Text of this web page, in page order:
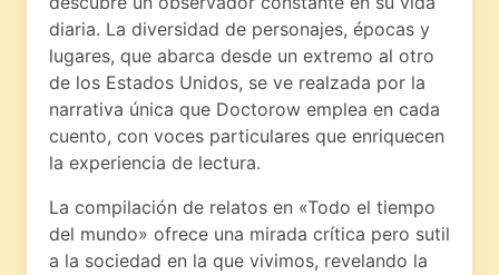
diaria. La diversidad de personajes, épocas y
lugares, que abarca desde un extremo al otro
de los Estados Unidos, se ve realzada por la
narrativa única que Doctorow emplea en cada
cuento, con voces particulares que enriquecen
la experiencia de lectura.
La compilación de relatos en «Todo el tiempo
del mundo» ofrece una mirada crítica pero sutil
a la sociedad en la que vivimos, revelando la